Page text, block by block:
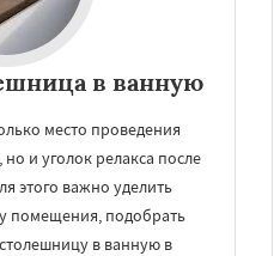
в ванную
место проведения
и уголок релакса после
этого важно уделить
помещения, подобрать
в ванную в